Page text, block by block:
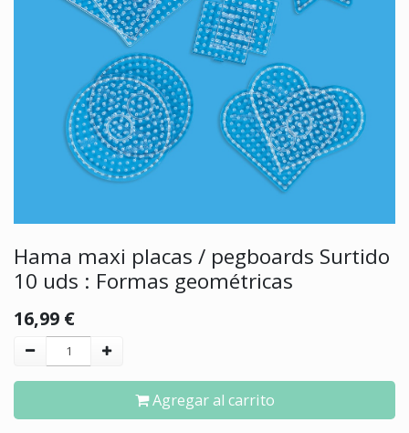
Hama maxi placas / pegboards Surtido
10 uds : Formas geométricas
16,99 €
Agregar al carrito